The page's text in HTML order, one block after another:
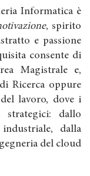
Informatica è
, spirito
e passione
consente di
Magistrale e,
Ricerca oppure
lavoro, dove i
dallo
dalla
del cloud